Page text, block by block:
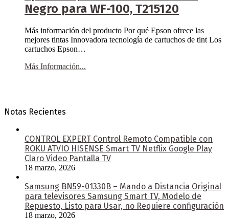
Negro para WF-100, T215120
Más información del producto Por qué Epson ofrece las
mejores tintas Innovadora tecnología de cartuchos de tint Los
cartuchos Epson…
Más Información...
Notas Recientes
CONTROL EXPERT Control Remoto Compatible con
ROKU ATVIO HISENSE Smart TV Netflix Google Play
Claro Video Pantalla TV
18 marzo, 2026
Samsung BN59-01330B – Mando a Distancia Original
para televisores Samsung Smart TV, Modelo de
Repuesto, Listo para Usar, no Requiere configuración
18 marzo, 2026